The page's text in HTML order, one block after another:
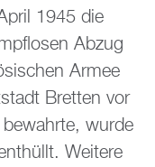
1945 die
Abzug
Armee
Brett­en vor
wurde
Wei­te­re